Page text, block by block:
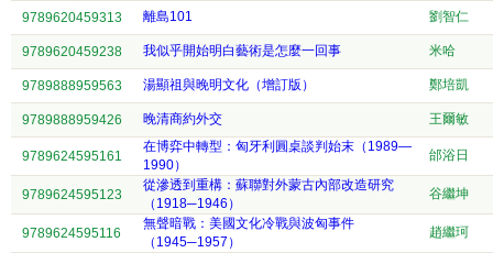
9789620459313 離島101 劉智仁
9789620459238 我似乎開始明白藝術是怎麼一回事 米哈
9789888959563 湯顯祖與晚明文化（增訂版） 鄭培凱
9789888959426 晚清商約外交 王爾敏
9789624595161
在博弈中轉型：匈牙利圓桌談判始末（1989—
1990）
邰浴日
9789624595123
從滲透到重構：蘇聯對外蒙古內部改造研究
（1918─1946）
谷繼坤
9789624595116
無聲暗戰：美國文化冷戰與波匈事件
（1945─1957）
趙繼珂